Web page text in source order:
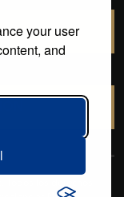
your user
and